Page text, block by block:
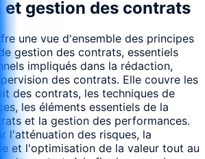
et gestion des contrats
une vue d'ensemble des principes
gestion des contrats, essentiels
impliqués dans la rédaction,
des contrats. Elle couvre les
des contrats, les techniques de
les éléments essentiels de la
et la gestion des performances.
l'atténuation des risques, la
et l'optimisation de la valeur tout au